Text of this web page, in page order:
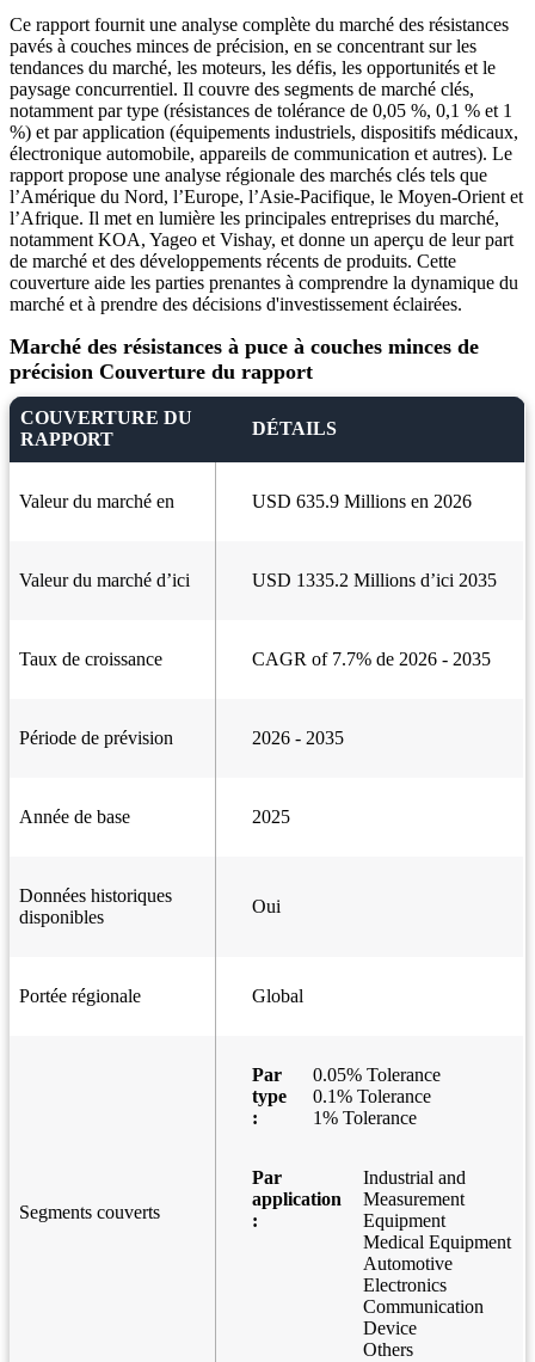
Ce rapport fournit une analyse complète du marché des résistances
pavés à couches minces de précision, en se concentrant sur les
tendances du marché, les moteurs, les défis, les opportunités et le
paysage concurrentiel. Il couvre des segments de marché clés,
notamment par type (résistances de tolérance de 0,05 %, 0,1 % et 1
%) et par application (équipements industriels, dispositifs médicaux,
électronique automobile, appareils de communication et autres). Le
rapport propose une analyse régionale des marchés clés tels que
l’Amérique du Nord, l’Europe, l’Asie-Pacifique, le Moyen-Orient et
l’Afrique. Il met en lumière les principales entreprises du marché,
notamment KOA, Yageo et Vishay, et donne un aperçu de leur part
de marché et des développements récents de produits. Cette
couverture aide les parties prenantes à comprendre la dynamique du
marché et à prendre des décisions d'investissement éclairées.
Marché des résistances à puce à couches minces de
précision Couverture du rapport
COUVERTURE DU
RAPPORT
DÉTAILS
Valeur du marché en USD 635.9 Millions en 2026
Valeur du marché d’ici USD 1335.2 Millions d’ici 2035
Taux de croissance CAGR of 7.7% de 2026 - 2035
Période de prévision 2026 - 2035
Année de base 2025
Données historiques
disponibles
Oui
Portée régionale Global
Segments couverts
Par
type
:
0.05% Tolerance
0.1% Tolerance
1% Tolerance
Par
application
:
Industrial and
Measurement
Equipment
Medical Equipment
Automotive
Electronics
Communication
Device
Others